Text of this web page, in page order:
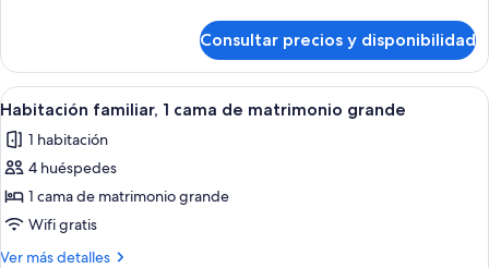
de
matrimonio
grande
superior,
cama
matrimonio
grande
Consultar precios y disponibilidad
Abrir
todas
las
fotos
de
Habitación
familiar,
Habitación de hotel con dos camas,
7
Habitación familiar, 1 cama de matrimonio grande
1 habitación
4 huéspedes
1 cama de matrimonio grande
Wifi gratis
Ver más detalles
Más